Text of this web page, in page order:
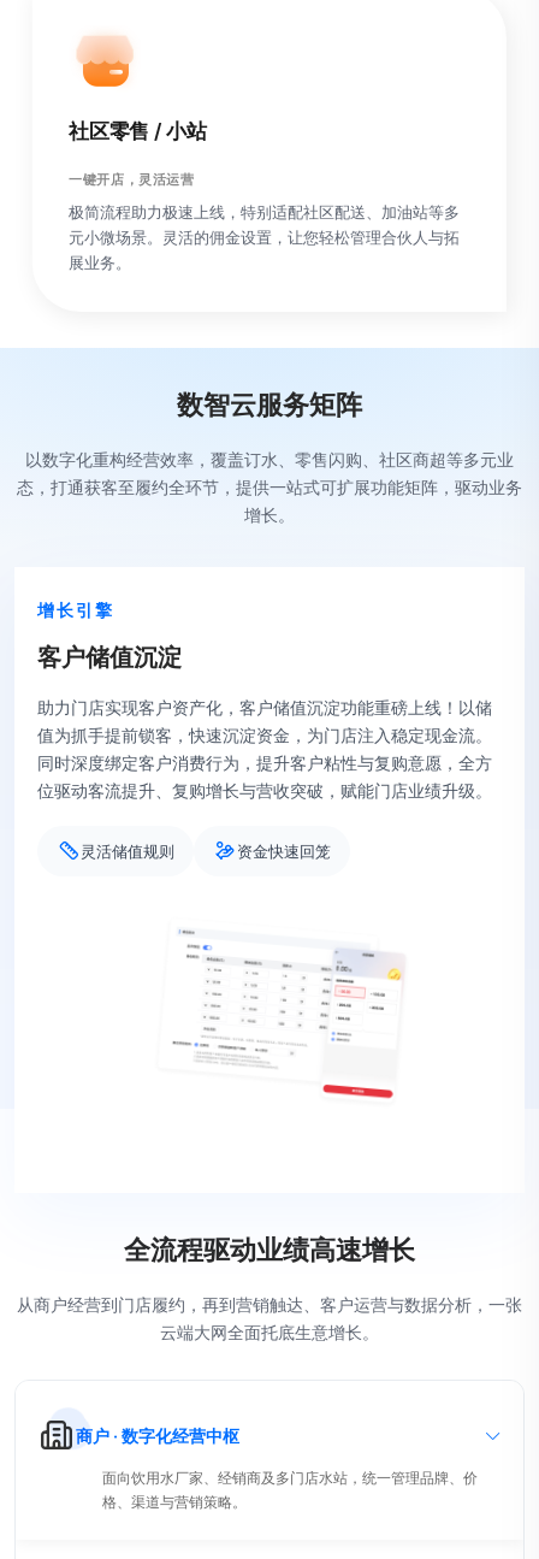
社区零售 / 小站
一键开店，灵活运营
极简流程助力极速上线，特别适配社区配送、加油站等多
元小微场景。灵活的佣金设置，让您轻松管理合伙人与拓
展业务。
数智云服务矩阵
以数字化重构经营效率，覆盖订水、零售闪购、社区商超等多元业
态，打通获客至履约全环节，提供一站式可扩展功能矩阵，驱动业务
增长。
客户运营
会 员分层运营
想让客户更忠诚？试试会员分层运营！免费会员享受基础福
利，付费会员解锁专属特权，双轨体系精准匹配客户需求。精
准触达每一位会员，提供差异化服务，让老客户舍不得离开，
新客户主动升级，长久锁定你的核心客户！
等级成长体系 会员权益看板
全流程驱动业绩高速增长
从商户经营到门店履约，再到营销触达、客户运营与数据分析，一张
云端大网全面托底生意增长。
商户 · 数字化经营中枢
面向饮用水厂家、经销商及多门店水站，统一管理品牌、价
格、渠道与营销策略。